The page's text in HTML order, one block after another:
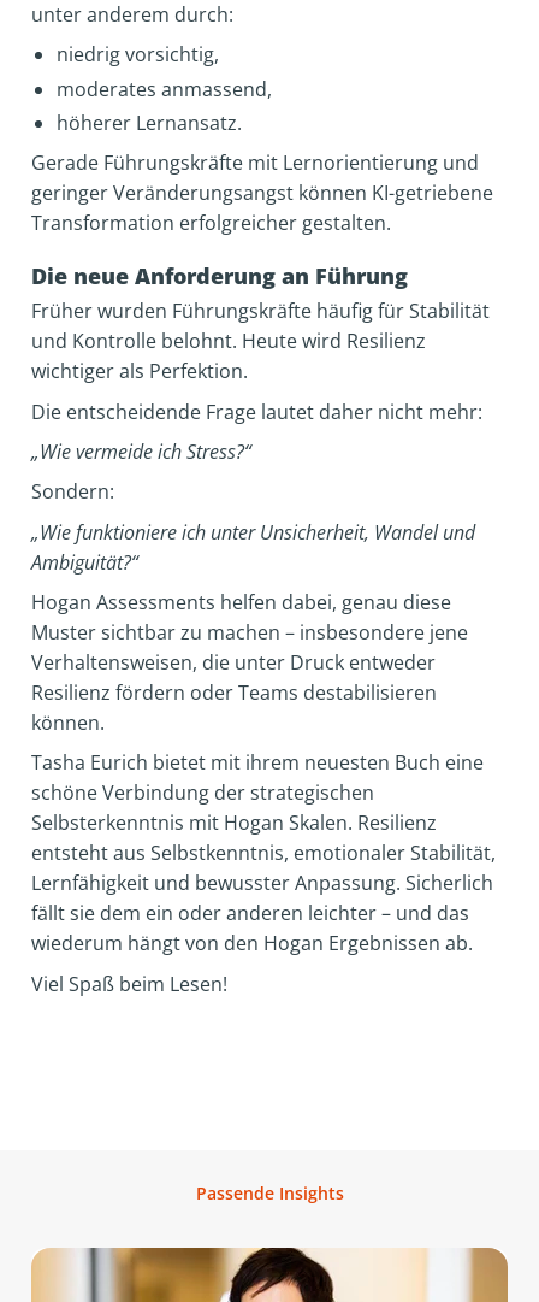
unter anderem durch:
niedrig vorsichtig,
moderates anmassend,
höherer Lernansatz.
Gerade Führungskräfte mit Lernorientierung und
geringer Veränderungsangst können KI-getriebene
Transformation erfolgreicher gestalten.
Die neue Anforderung an Führung
Früher wurden Führungskräfte häufig für Stabilität
und Kontrolle belohnt. Heute wird Resilienz
wichtiger als Perfektion.
Die entscheidende Frage lautet daher nicht mehr:
„Wie vermeide ich Stress?“
Sondern:
„Wie funktioniere ich unter Unsicherheit, Wandel und
Ambiguität?“
Hogan Assessments helfen dabei, genau diese
Muster sichtbar zu machen – insbesondere jene
Verhaltensweisen, die unter Druck entweder
Resilienz fördern oder Teams destabilisieren
können.
Tasha Eurich bietet mit ihrem neuesten Buch eine
schöne Verbindung der strategischen
Selbsterkenntnis mit Hogan Skalen. Resilienz
entsteht aus Selbstkenntnis, emotionaler Stabilität,
Lernfähigkeit und bewusster Anpassung. Sicherlich
fällt sie dem ein oder anderen leichter – und das
wiederum hängt von den Hogan Ergebnissen ab.
Viel Spaß beim Lesen!
Passende Insights